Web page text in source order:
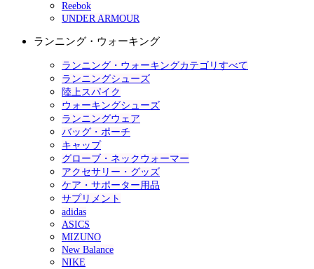
Reebok
UNDER ARMOUR
ランニング・ウォーキング
ランニング・ウォーキングカテゴリすべて
ランニングシューズ
陸上スパイク
ウォーキングシューズ
ランニングウェア
バッグ・ポーチ
キャップ
グローブ・ネックウォーマー
アクセサリー・グッズ
ケア・サポーター用品
サプリメント
adidas
ASICS
MIZUNO
New Balance
NIKE